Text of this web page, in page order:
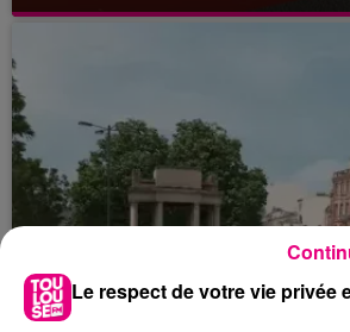
Le respect de votre vie privée